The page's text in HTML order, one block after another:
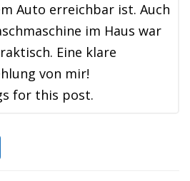
Auto erreichbar ist. Auch
im Haus war
Eine klare
von mir!
for this post.